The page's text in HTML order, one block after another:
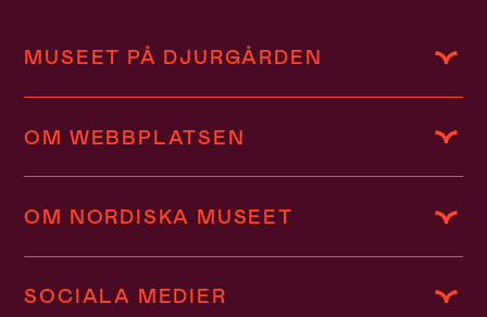
MUSEET PÅ DJURGÅRDEN
OM WEBBPLATSEN
OM NORDISKA MUSEET
SOCIALA MEDIER